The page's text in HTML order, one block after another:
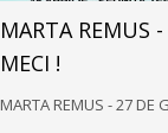
MARTA REMUS
MECI !
MARTA REMUS - 27 DE